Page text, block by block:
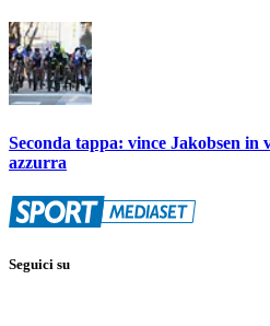
Seconda tappa: vince Jakobsen in
azzurra
Seguici su